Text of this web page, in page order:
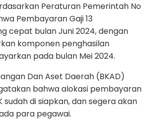
Peraturan Pemerintah No
Pembayaran Gaji 13
cepat bulan Juni 2024, dengan
komponen penghasilan
pada bulan Mei 2024.
Dan Aset Daerah (BKAD)
bahwa alokasi pembayaran
sudah di siapkan, dan segera akan
para pegawai.